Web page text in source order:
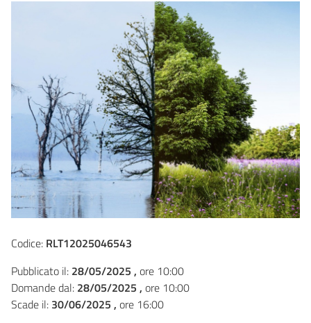
Codice: RLT12025046543
Pubblicato il: 28/05/2025 , ore 10:00
Domande dal: 28/05/2025 , ore 10:00
Scade il: 30/06/2025 , ore 16:00